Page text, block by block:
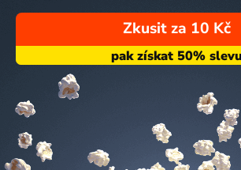
Zkusit za 10 Kč